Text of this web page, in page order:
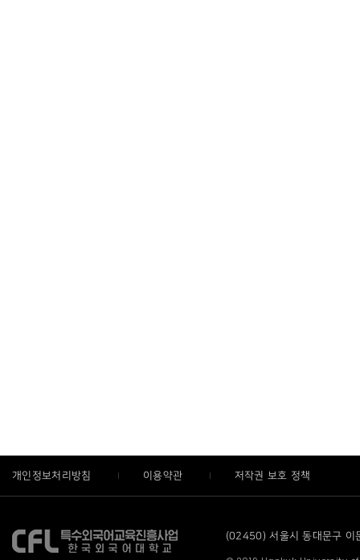
개인정보처리방침 이용약관 저작권 보호 정책
(02450) 서울시 동대문구